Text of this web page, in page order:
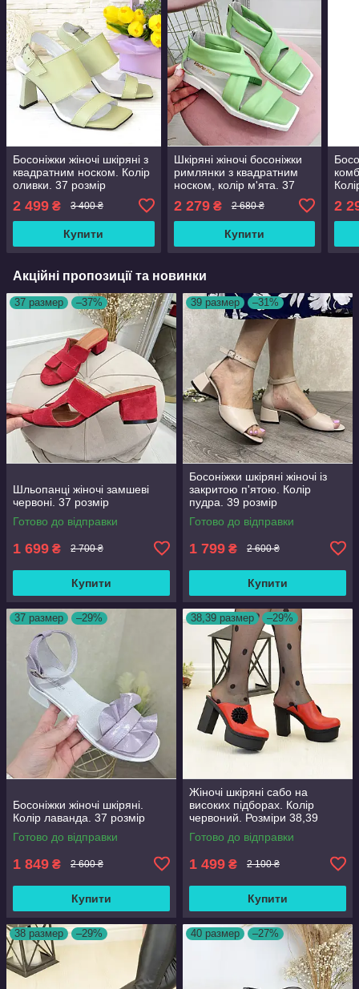
Босоніжки жіночі шкіряні з
квадратним носком. Колір
оливки. 37 розмір
2 499 ₴ 3 400 ₴
Купити
Шкіряні жіночі босоніжки
римлянки з квадратним
носком, колір м'ята. 37
2 279₴ 2 680 ₴
Купити
2
Акційні пропозиції та новинки
37 размер –37%
Шльопанці жіночі замшеві
червоні. 37 розмір
Готово до відправки
1 699 ₴ 2 700 ₴
Купити
39 размер –31%
Босоніжки шкіряні жіночі із
закритою п'ятою. Колір
пудра. 39 розмір
Готово до відправки
1 799 ₴ 2 600 ₴
Купити
37 размер –29%
Босоніжки жіночі шкіряні.
Колір лаванда. 37 розмір
Готово до відправки
1 849 ₴ 2 600 ₴
Купити
38,39 размер –29%
Жіночі шкіряні сабо на
високих підборах. Колір
червоний. Розміри 38,39
Готово до відправки
1 499 ₴ 2 100 ₴
Купити
38 размер –29% 40 размер –27%